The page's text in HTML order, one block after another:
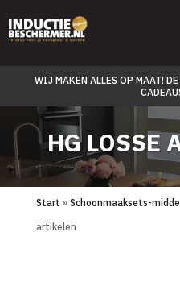
WIJ MAKEN ALLES OP MAAT!
HG LOSSE
Start » Schoonmaaksets-
artikelen